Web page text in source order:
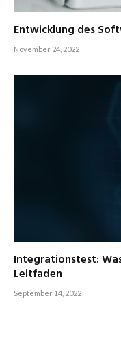
Entwicklung des
November 24, 2022
Integrationstest:
Leitfaden
September 14, 2022